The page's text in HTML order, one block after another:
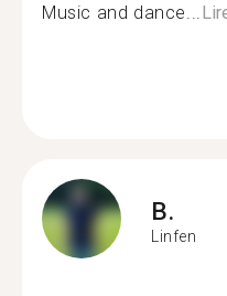
Music and dance...
B.
Linfen